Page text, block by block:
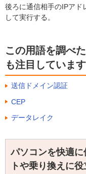
後ろに通信相手のIPアド
して実行する。
この用語を調べ
も注目しています
送信ドメイン認証
CEP
データレイク
パソコンを快適
トや乗り換えに